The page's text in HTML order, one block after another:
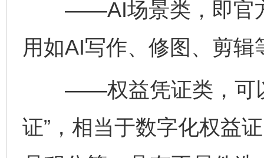
——AI场景类，即官方
用如AI写作、修图、剪
——权益凭证类，可以
证”，相当于数字化权益